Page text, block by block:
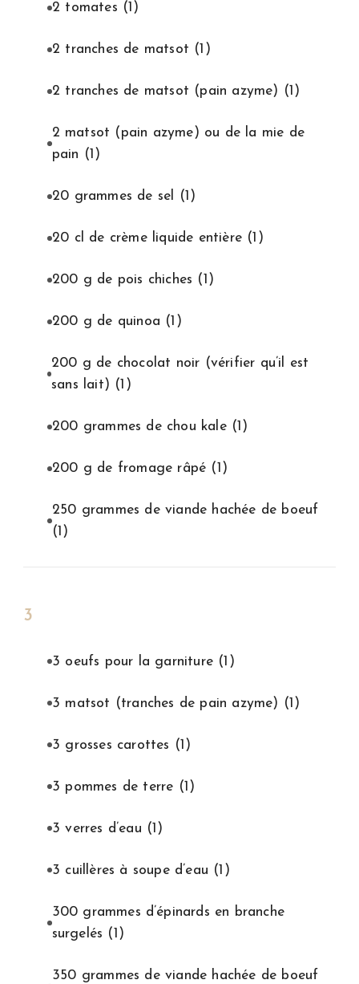
2 tomates (1)
2 tranches de matsot (1)
2 tranches de matsot (pain azyme) (1)
2 matsot (pain azyme) ou de la mie de
pain (1)
20 grammes de sel (1)
20 cl de crème liquide entière (1)
200 g de pois chiches (1)
200 g de quinoa (1)
200 g de chocolat noir (vérifier qu’il est
sans lait) (1)
200 grammes de chou kale (1)
200 g de fromage râpé (1)
250 grammes de viande hachée de boeuf
(1)
3
3 oeufs pour la garniture (1)
3 matsot (tranches de pain azyme) (1)
3 grosses carottes (1)
3 pommes de terre (1)
3 verres d’eau (1)
3 cuillères à soupe d’eau (1)
300 grammes d’épinards en branche
surgelés (1)
350 grammes de viande hachée de boeuf